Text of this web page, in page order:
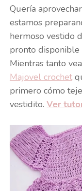
Quería
estamos
hermoso vestido
pronto disponible
Mientras tanto
Majovel crochet
primero cómo
vestidito. Ver